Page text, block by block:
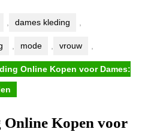
dames kleding
mode vrouw
Online Kopen voor Dames:
Kopen voor